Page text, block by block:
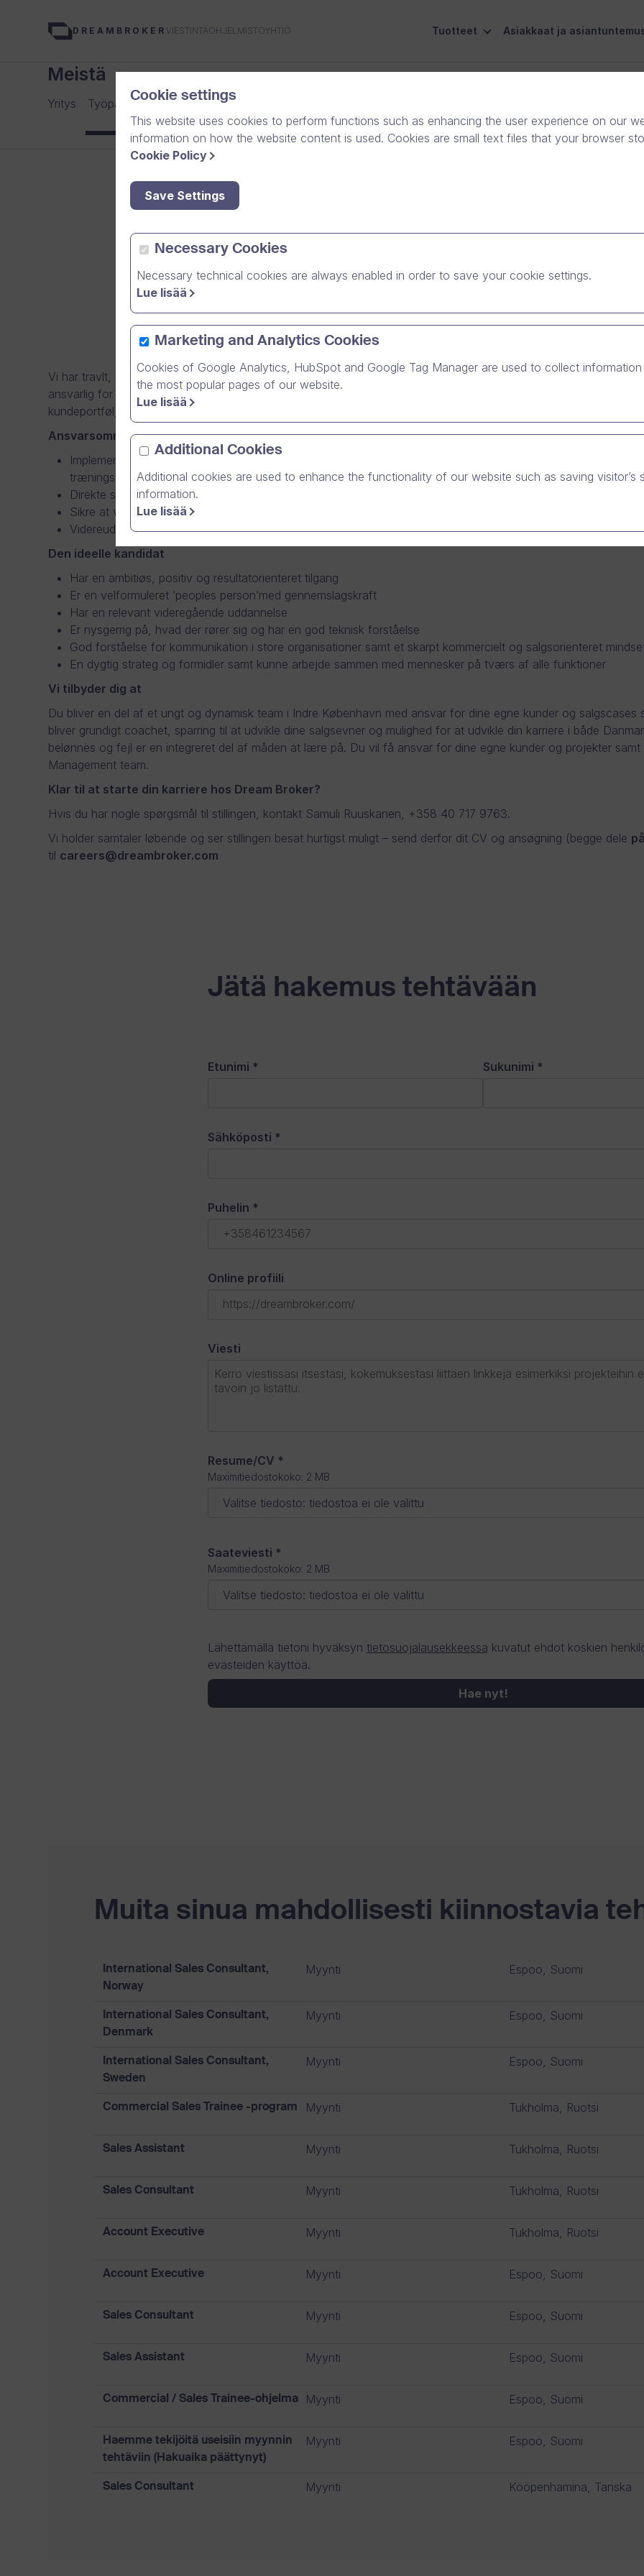
DREAMBROKERVIESTINTÄOHJELMISTOYHTIÖ Tuotteet Asiakkaat ja
Meistä
Yritys Työpaikat Tiimi Media Uutisarkisto
Vi har travlt, og vi leder derfor efter en kollega til vores velfungerende Customer Management team i
ansvarlig for vores eksisterende kundeportfølje på det danske marked. I stillingen som Account Executive vil du
kundeportfølje bestående af 20-50 eksisterende kunder, heriblandt nogle af de stærkeste internationale, såvel
Ansvarsområder
Implementeringen af vores online videoplatform i kundens organisation, herunder indgår planlægning og
træningsworkshops
Direkte salgsaktiviteter for udvikling af samarbejdet
Sikre at vores kunder får værdi af deres anvendelse af online video
Videreudvikle og identificere nye anvendelsesområder for videokommunikation i kundens organisation
Den ideelle kandidat
Har en ambitiøs, positiv og resultatorienteret tilgang
Er en velformuleret ’peoples person’med gennemslagskraft
Har en relevant videregående uddannelse
Er nysgerrig på, hvad der rører sig og har en god teknisk forståelse
God forståelse for kommunikation i store organisationer samt et skarpt kommercielt og salgsorienteret
En dygtig strateg og formidler samt kunne arbejde sammen med mennesker på tværs af alle funktioner
Vi tilbyder dig at
Du bliver en del af et ungt og dynamisk team i Indre København med ansvar for dine egne kunder og
bliver grundigt coachet, sparring til at udvikle dine salgsevner og mulighed for at udvikle din karriere i både
belønnes og fejl er en integreret del af måden at lære på. Du vil få ansvar for dine egne kunder og projekter
Management team.
Klar til at starte din karriere hos Dream Broker?
Hvis du har nogle spørgsmål til stillingen, kontakt Samuli Ruuskanen, +358 40 717 9763.
Vi holder samtaler løbende og ser stillingen besat hurtigst muligt – send derfor dit CV og ansøgning (begge dele
til careers@dreambroker.com
Jätä hakemus tehtävään
Etunimi * Sukunimi *
Sähköposti *
Puhelin *
Online profiili
Viesti
Resume/CV *
Maximitiedostokoko: 2 MB
Valitse tiedosto: tiedostoa ei ole valittu
Saateviesti *
Maximitiedostokoko: 2 MB
Valitse tiedosto: tiedostoa ei ole valittu
Lähettämällä tietoni hyväksyn tietosuojalausekkeessa kuvatut ehdot koskien
evästeiden käyttöä.
Hae nyt!
Muita sinua mahdollisesti kiinnostavia
International Sales Consultant,
Norway
Myynti Espoo, Suomi
International Sales Consultant,
Denmark
Myynti Espoo, Suomi
International Sales Consultant,
Sweden
Myynti Espoo, Suomi
Commercial Sales Trainee -program Myynti Tukholma, Ruotsi
Sales Assistant Myynti Tukholma, Ruotsi
Sales Consultant Myynti Tukholma, Ruotsi
Account Executive Myynti Tukholma, Ruotsi
Account Executive Myynti Espoo, Suomi
Sales Consultant Myynti Espoo, Suomi
Sales Assistant Myynti Espoo, Suomi
Commercial / Sales Trainee-ohjelma Myynti Espoo, Suomi
Haemme tekijöitä useisiin myynnin
tehtäviin (Hakuaika päättynyt)
Myynti Espoo, Suomi
Sales Consultant Myynti Kööpenhamina, Tanska
Cookie settings
This website uses cookies to perform functions such as enhancing the user experience on our
information on how the website content is used. Cookies are small text files that your browser
Cookie Policy
Save Settings
Necessary Cookies
Necessary technical cookies are always enabled in order to save your cookie settings.
Lue lisää
Marketing and Analytics Cookies
Cookies of Google Analytics, HubSpot and Google Tag Manager are used to collect
the most popular pages of our website.
Lue lisää
Additional Cookies
Additional cookies are used to enhance the functionality of our website such as saving visitor’s
information.
Lue lisää